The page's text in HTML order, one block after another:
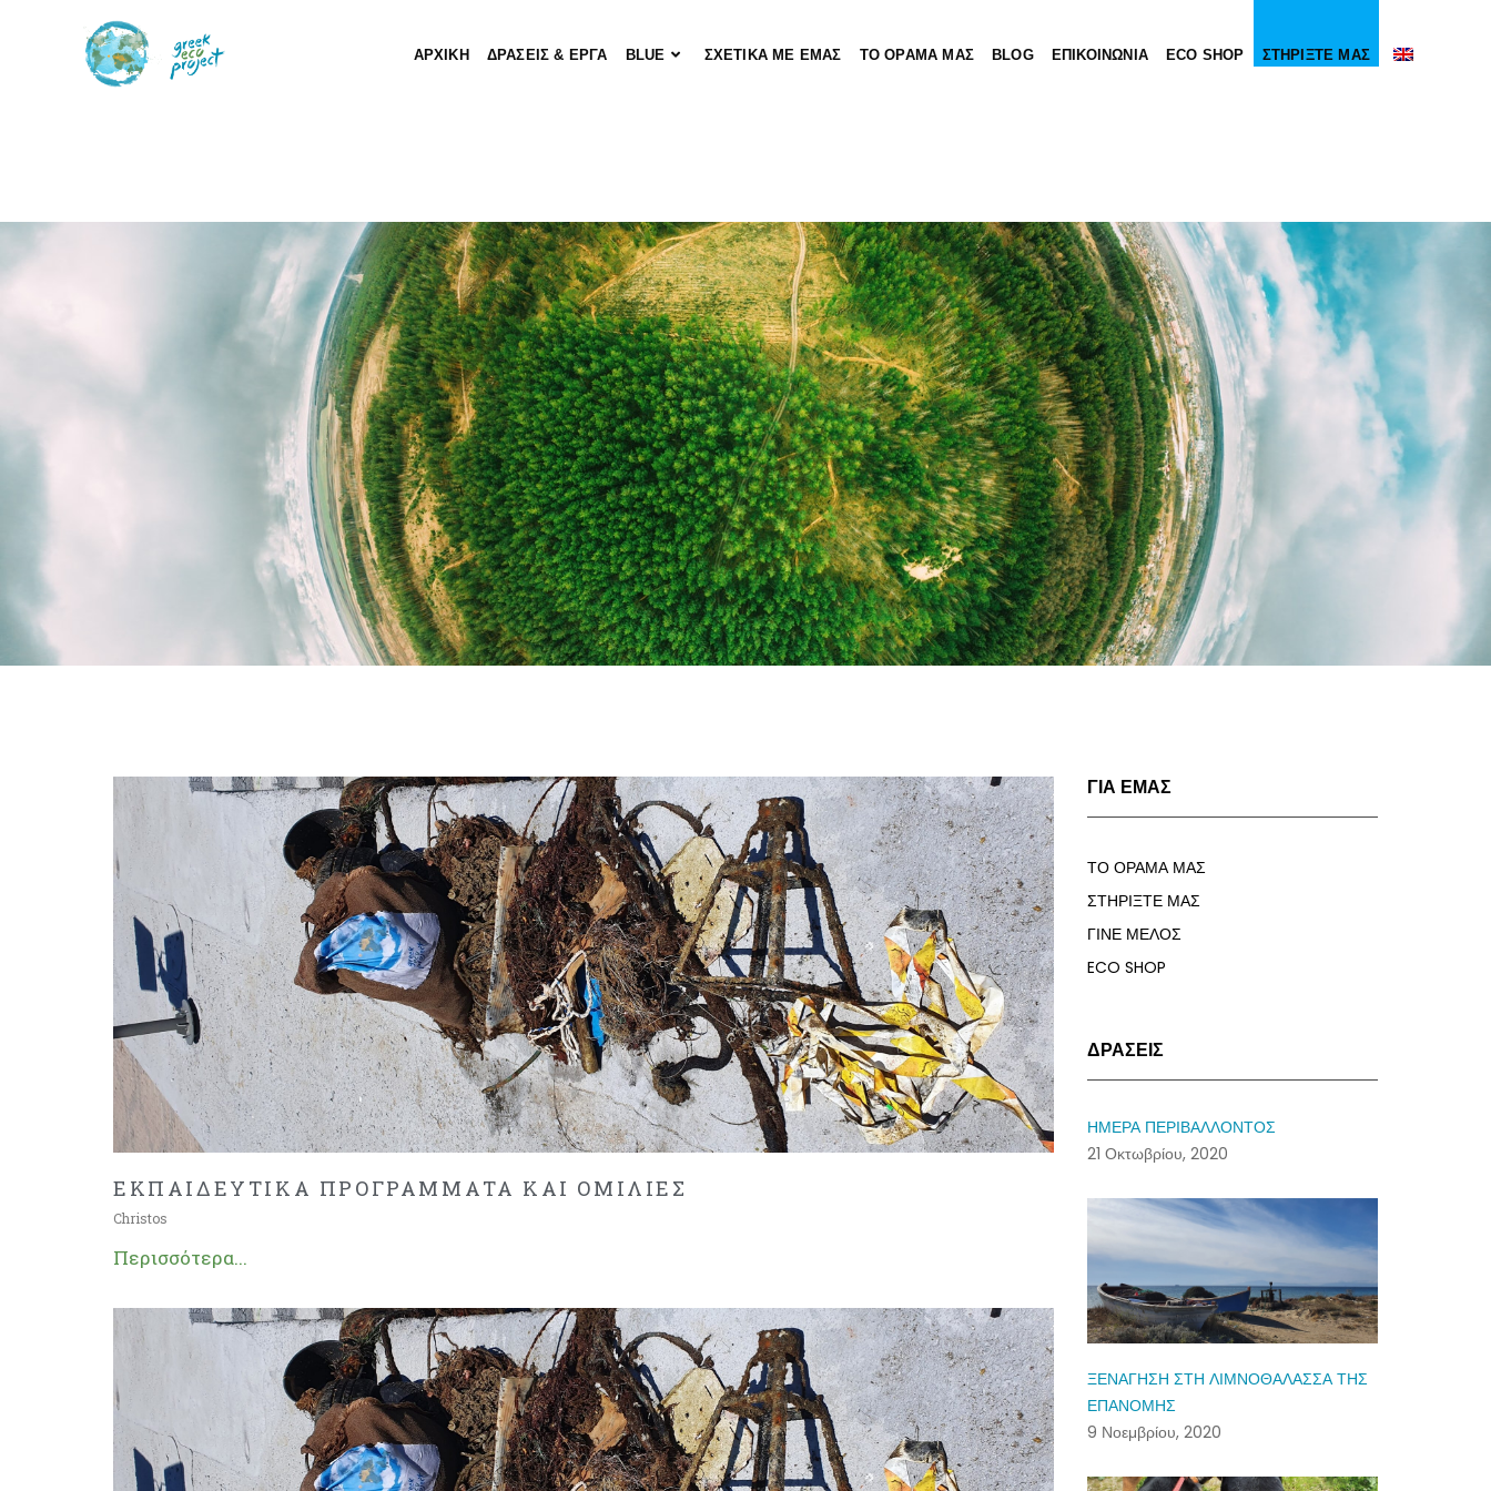
ΑΡΧΙΚΗ ΔΡΑΣΕΙΣ & ΕΡΓΑ BLUE ΣΧΕΤΙΚΑ ΜΕ ΕΜΑΣ ΤΟ ΟΡΑΜΑ ΜΑΣ BLOG ΕΠΙΚΟΙΝΩΝΙΑ ECO SHOP ΣΤΗΡΙΞΤΕ ΜΑΣ
ΕΚΠΑΙΔΕΥΤΙΚΑ ΠΡΟΓΡΑΜΜΑΤΑ ΚΑΙ ΟΜΙΛΙΕΣ
Christos
Περισσότερα...
ΓΙΑ ΕΜΑΣ
ΤΟ ΟΡΑΜΑ ΜΑΣ
ΣΤΗΡΙΞΤΕ ΜΑΣ
ΓΙΝΕ ΜΕΛΟΣ
ECO SHOP
ΔΡΑΣΕΙΣ
ΗΜΕΡΑ ΠΕΡΙΒΑΛΛΟΝΤΟΣ
21 Οκτωβρίου, 2020
ΞΕΝΑΓΗΣΗ ΣΤΗ ΛΙΜΝΟΘΑΛΑΣΣΑ ΤΗΣ
ΕΠΑΝΟΜΗΣ
9 Νοεμβρίου, 2020